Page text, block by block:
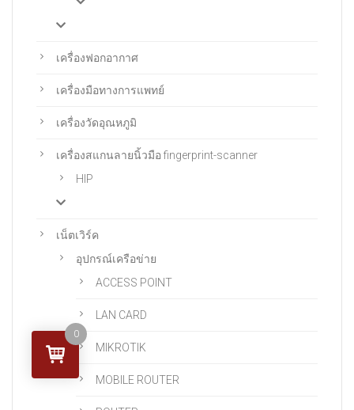
เครื่องฟอกอากาศ
เครื่องมือทางการแพทย์
เครื่องวัดอุณหภูมิ
เครื่องสแกนลายนิ้วมือ fingerprint-scanner
HIP
เน็ตเวิร์ค
อุปกรณ์เครือข่าย
ACCESS POINT
LAN CARD
MIKROTIK
MOBILE ROUTER
0